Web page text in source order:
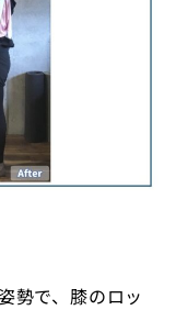
勢で、膝のロッ